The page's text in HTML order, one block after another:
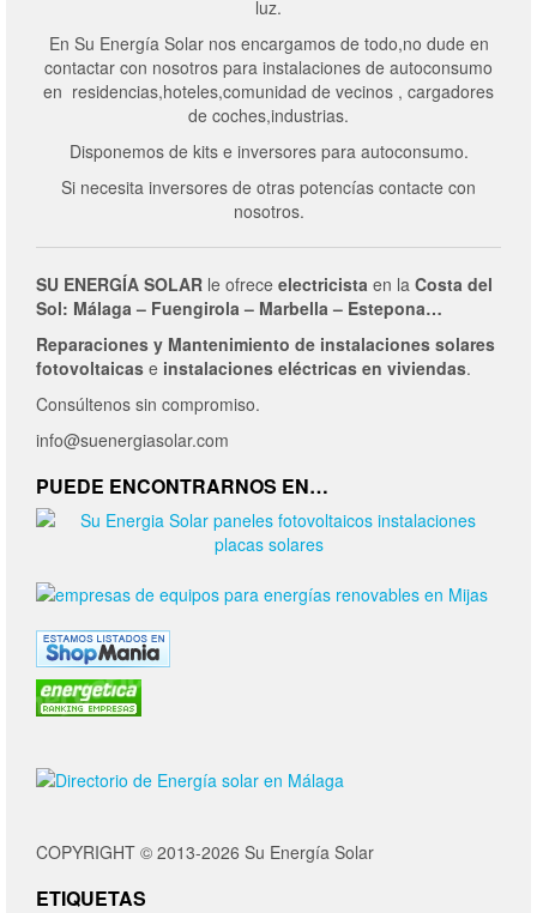
luz.
En Su Energía Solar nos encargamos de todo,no dude en
contactar con nosotros para instalaciones de autoconsumo
en residencias,hoteles,comunidad de vecinos , cargadores
de coches,industrias.
Disponemos de kits e inversores para autoconsumo.
Si necesita inversores de otras potencías contacte con
nosotros.
SU ENERGÍA SOLAR le ofrece electricista en la Costa del
Sol: Málaga – Fuengirola – Marbella – Estepona…
Reparaciones y Mantenimiento de instalaciones solares
fotovoltaicas e instalaciones eléctricas en viviendas.
Consúltenos sin compromiso.
info@suenergiasolar.com
PUEDE ENCONTRARNOS EN…
COPYRIGHT © 2013-2026 Su Energía Solar
ETIQUETAS